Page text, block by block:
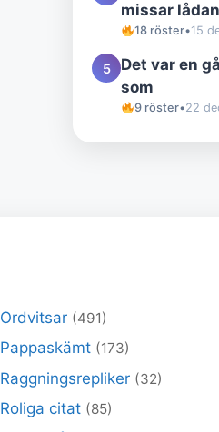
missar
18 röster•15
5
Det var en
som
9 röster•22
Ordvitsar (491)
Pappaskämt (173)
Raggningsrepliker (32)
Roliga citat (85)